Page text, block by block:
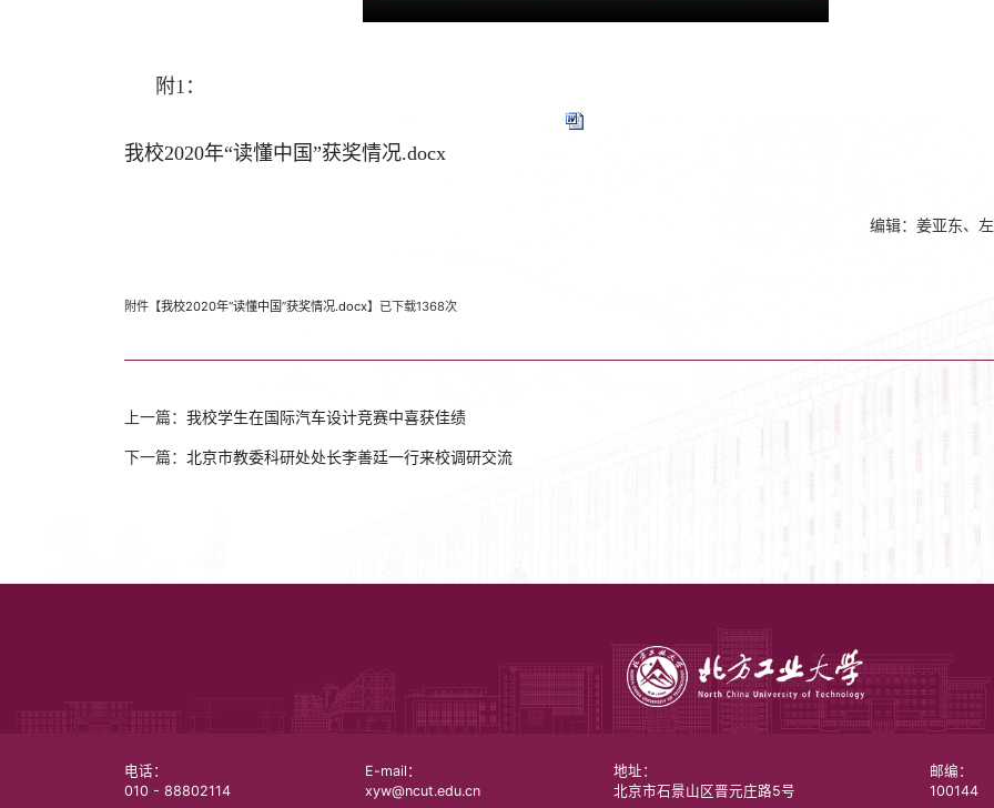
附1：
我校2020年“读懂中国”获奖情况.docx
编辑：姜亚东、
附件【我校2020年“读懂中国”获奖情况.docx】已下载1368次
上一篇： 我校学生在国际汽车设计竞赛中喜获佳绩
下一篇： 北京市教委科研处处长李善廷一行来校调研交流
电话：
010 - 88802114
E-mail：
xyw@ncut.edu.cn
地址：
北京市石景山区晋元庄路5号
邮编：
100144